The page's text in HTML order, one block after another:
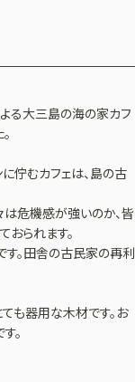
る大三島の海の家カフ
佇むカフェは、島の古
危機感が強いのか、皆
られます。
。田舎の古民家の再利
も器用な木材です。お
。